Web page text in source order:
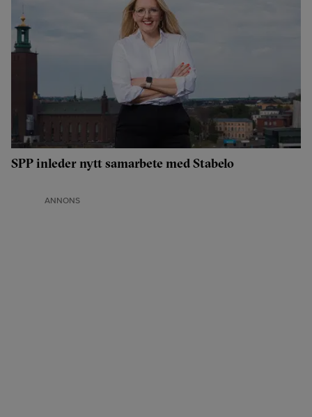
SPP inleder nytt samarbete med Stabelo
ANNONS